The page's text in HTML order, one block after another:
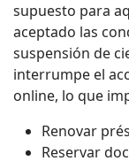
supuesto para
aceptado las
suspensión de
interrumpe el
online, lo que
Renovar
Reservar